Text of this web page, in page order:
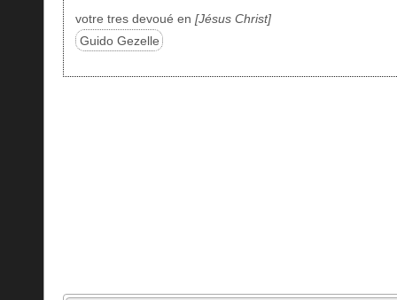
votre tres devoué en Jésus Christ
Guido Gezelle